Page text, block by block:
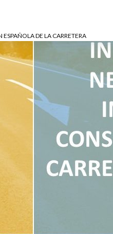
DE LA CARRETERA